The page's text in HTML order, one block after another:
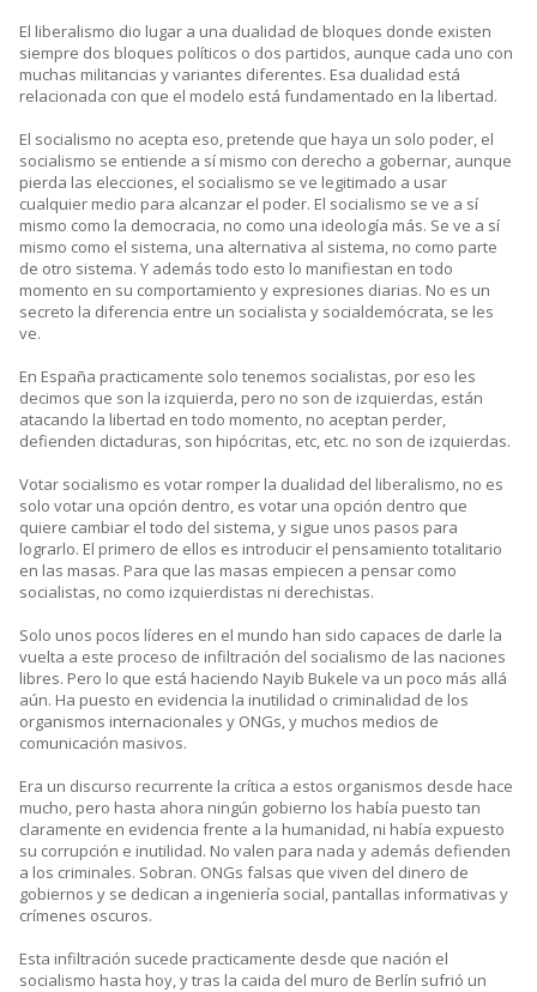
El liberalismo dio lugar a una dualidad de bloques donde existen
siempre dos bloques políticos o dos partidos, aunque cada uno con
muchas militancias y variantes diferentes. Esa dualidad está
relacionada con que el modelo está fundamentado en la libertad.
El socialismo no acepta eso, pretende que haya un solo poder, el
socialismo se entiende a sí mismo con derecho a gobernar, aunque
pierda las elecciones, el socialismo se ve legitimado a usar
cualquier medio para alcanzar el poder. El socialismo se ve a sí
mismo como la democracia, no como una ideología más. Se ve a sí
mismo como el sistema, una alternativa al sistema, no como parte
de otro sistema. Y además todo esto lo manifiestan en todo
momento en su comportamiento y expresiones diarias. No es un
secreto la diferencia entre un socialista y socialdemócrata, se les
ve.
En España practicamente solo tenemos socialistas, por eso les
decimos que son la izquierda, pero no son de izquierdas, están
atacando la libertad en todo momento, no aceptan perder,
defienden dictaduras, son hipócritas, etc, etc. no son de izquierdas.
Votar socialismo es votar romper la dualidad del liberalismo, no es
solo votar una opción dentro, es votar una opción dentro que
quiere cambiar el todo del sistema, y sigue unos pasos para
lograrlo. El primero de ellos es introducir el pensamiento totalitario
en las masas. Para que las masas empiecen a pensar como
socialistas, no como izquierdistas ni derechistas.
Solo unos pocos líderes en el mundo han sido capaces de darle la
vuelta a este proceso de infiltración del socialismo de las naciones
libres. Pero lo que está haciendo Nayib Bukele va un poco más allá
aún. Ha puesto en evidencia la inutilidad o criminalidad de los
organismos internacionales y ONGs, y muchos medios de
comunicación masivos.
Era un discurso recurrente la crítica a estos organismos desde hace
mucho, pero hasta ahora ningún gobierno los había puesto tan
claramente en evidencia frente a la humanidad, ni había expuesto
su corrupción e inutilidad. No valen para nada y además defienden
a los criminales. Sobran. ONGs falsas que viven del dinero de
gobiernos y se dedican a ingeniería social, pantallas informativas y
crímenes oscuros.
Esta infiltración sucede practicamente desde que nación el
socialismo hasta hoy, y tras la caida del muro de Berlín sufrió un